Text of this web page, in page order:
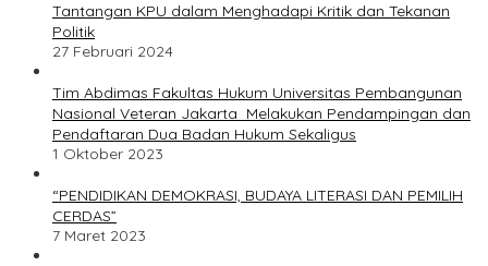
Tantangan KPU dalam Menghadapi Kritik dan Tekanan
Politik
27 Februari 2024
Tim Abdimas Fakultas Hukum Universitas Pembangunan
Nasional Veteran Jakarta Melakukan Pendampingan dan
Pendaftaran Dua Badan Hukum Sekaligus
1 Oktober 2023
“PENDIDIKAN DEMOKRASI, BUDAYA LITERASI DAN PEMILIH
CERDAS”
7 Maret 2023